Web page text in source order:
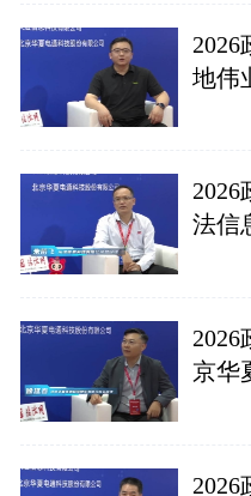
2026
地伟
2026
法信
2026
京华
2026